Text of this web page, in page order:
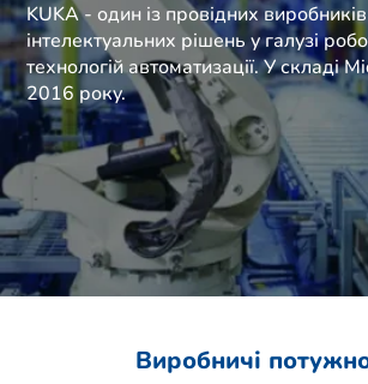
KUKA - один із провідних виробників
інтелектуальних рішень у галузі
технологій автоматизації. У складі
2016 року.
Виробничі